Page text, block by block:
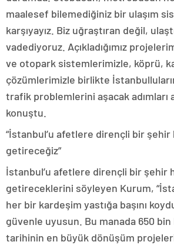
maalesef bilemediğiniz bir ulaşım
karşıyayız. Biz uğraştıran değil,
vadediyoruz. Açıkladığımız
ve otopark sistemlerimizle, köprü,
çözümlerimizle birlikte
trafik problemlerini aşacak adımları
konuştu.
“İstanbul’u afetlere dirençli bir şehir
getireceğiz”
İstanbul’u afetlere dirençli bir şehir
getireceklerini söyleyen Kurum,
her bir kardeşim yastığa başını
güvenle uyusun. Bu manada 650
tarihinin en büyük dönüşüm